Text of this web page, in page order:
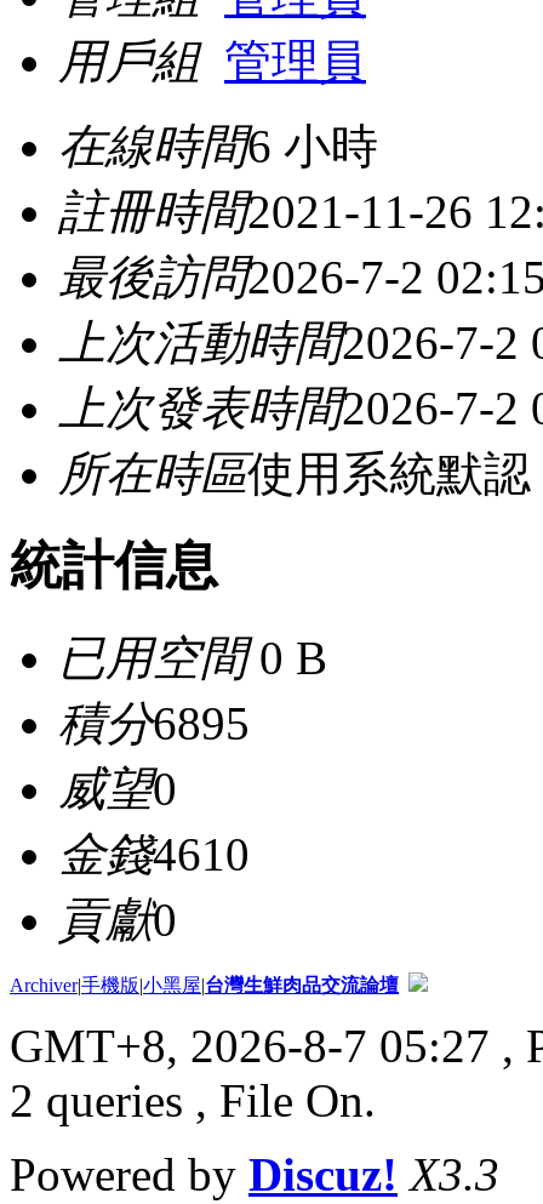
用戶組 管理員
在線時間6 小時
註冊時間2021-11-26
最後訪問2026-7-2
上次活動時間2026-7-2
上次發表時間2026-7-2
所在時區使用系統默認
統計信息
已用空間0 B
積分6895
威望0
金錢4610
貢獻0
Archiver|手機版|小黑屋|台灣生鮮肉品交流論壇
GMT+8, 2026-8-7 05:27 ,
2 queries , File On.
Powered by Discuz! X3.3